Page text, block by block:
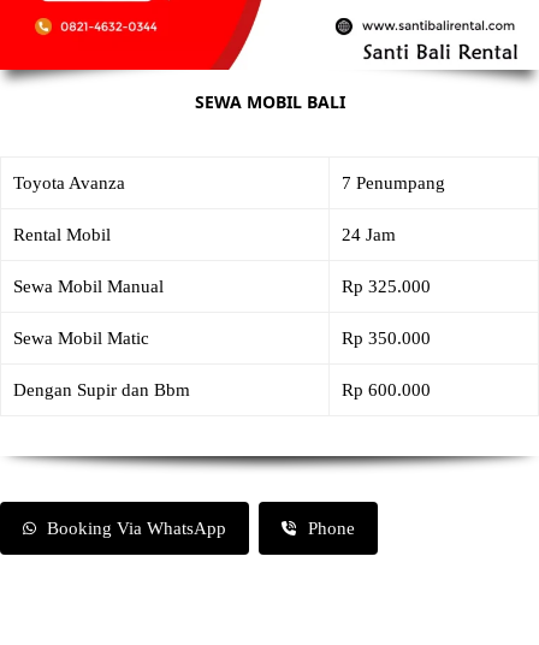
SEWA MOBIL BALI
Toyota Avanza 7 Penumpang
Rental Mobil 24 Jam
Sewa Mobil Manual Rp 325.000
Sewa Mobil Matic Rp 350.000
Dengan Supir dan Bbm Rp 600.000
Booking Via WhatsApp Phone